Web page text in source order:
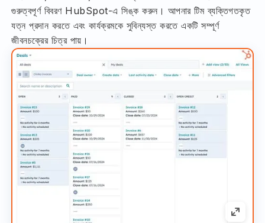
গুরুত্বপূর্ণ বিবরণ HubSpot-এ সিঙ্ক করুন। আপনার টিম ব্যক্তিগতকৃত
যত্ন প্রদান করতে এবং কার্যক্রমকে সুবিন্যস্ত করতে একটি সম্পূর্ণ
জীবনচক্রের চিত্র পায়।